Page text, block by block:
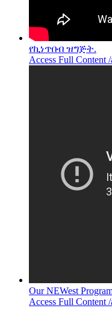
የኪነጥበብ ዝግጅት.
Access Full Content
Our NEWest
Access Full Content